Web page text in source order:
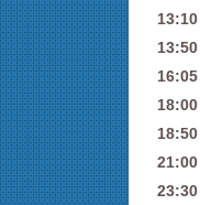
13:10
13:50
16:05
18:00
18:50
21:00
23:30